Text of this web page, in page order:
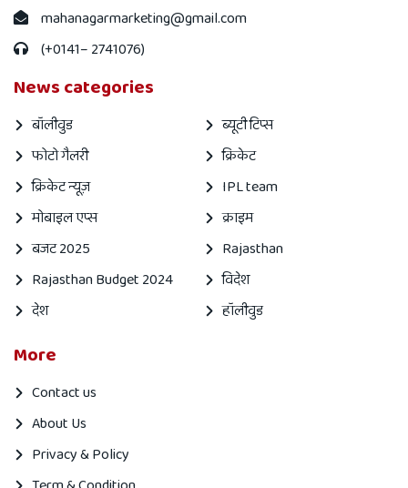
mahanagarmarketing@gmail.com
(+0141– 2741076)
News categories
बॉलीवुड
ब्यूटी टिप्स
फोटो गैलरी
क्रिकेट
क्रिकेट न्यूज़
IPL team
मोबाइल एप्स
क्राइम
बजट 2025
Rajasthan
Rajasthan Budget 2024
विदेश
देश
हॉलीवुड
More
Contact us
About Us
Privacy & Policy